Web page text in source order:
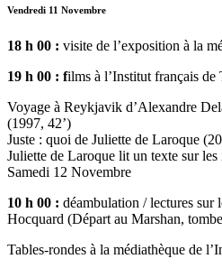
Vendredi 11 Novembre
18 h 00 : visite de l’exposition à la
19 h 00 : films à l’Institut français de
Voyage à Reykjavik d’Alexandre
(1997, 42’)
Juste : quoi de Juliette de Laroque
Juliette de Laroque lit un texte sur les
Samedi 12 Novembre
10 h 00 : déambulation / lectures sur
Hocquard (Départ au Marshan,
Tables-rondes à la médiathèque de